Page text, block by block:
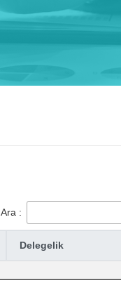
Ara :
Delegelik